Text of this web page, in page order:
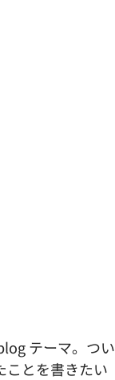
テーマ。つい
ことを書きたい